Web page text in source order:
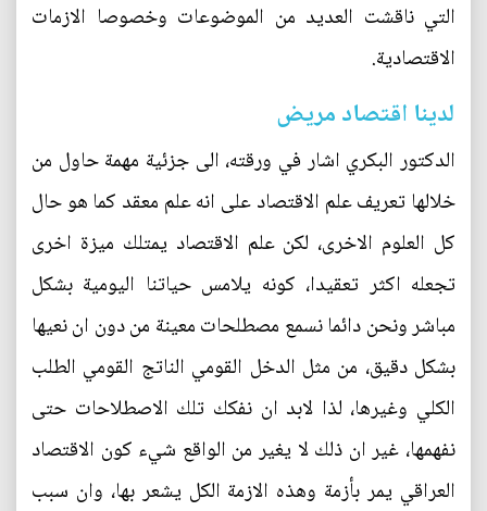
التي ناقشت العديد من الموضوعات وخصوصا الازمات
الاقتصادية.
لدينا اقتصاد مريض
الدكتور البكري اشار في ورقته، الى جزئية مهمة حاول من
خلالها تعريف علم الاقتصاد على انه علم معقد كما هو حال
كل العلوم الاخرى، لكن علم الاقتصاد يمتلك ميزة اخرى
تجعله اكثر تعقيدا، كونه يلامس حياتنا اليومية بشكل
مباشر ونحن دائما نسمع مصطلحات معينة من دون ان نعيها
بشكل دقيق، من مثل الدخل القومي الناتج القومي الطلب
الكلي وغيرها، لذا لابد ان نفكك تلك الاصطلاحات حتى
نفهمها، غير ان ذلك لا يغير من الواقع شيء كون الاقتصاد
العراقي يمر بأزمة وهذه الازمة الكل يشعر بها، وان سبب